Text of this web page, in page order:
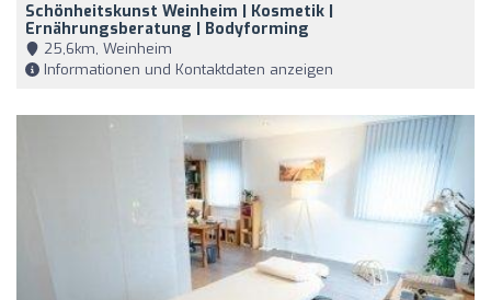
Schönheitskunst Weinheim | Kosmetik |
Ernährungsberatung | Bodyforming
25,6km, Weinheim
Informationen und Kontaktdaten anzeigen